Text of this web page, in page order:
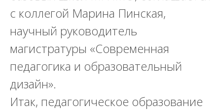
с коллегой Марина Пинская,
научный руководитель
магистратуры «Современная
педагогика и образовательный
дизайн».
Итак, педагогическое образование